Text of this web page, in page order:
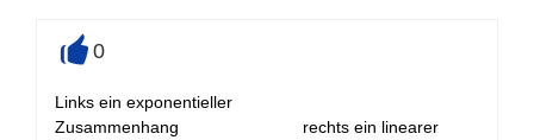
0
Links ein exponentieller
Zusammenhang rechts ein linearer